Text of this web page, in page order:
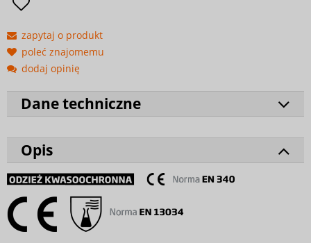
zapytaj o produkt
poleć znajomemu
dodaj opinię
Dane techniczne
Opis